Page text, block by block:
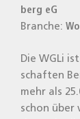
berg eG
Bran­che:
Die WGLi
schaf­ten
mehr als
schon über